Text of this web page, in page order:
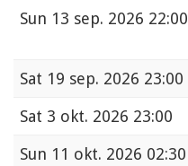
Sun 13 sep. 2026 22:00
Sat 19 sep. 2026 23:00
Sat 3 okt. 2026 23:00
Sun 11 okt. 2026 02:30